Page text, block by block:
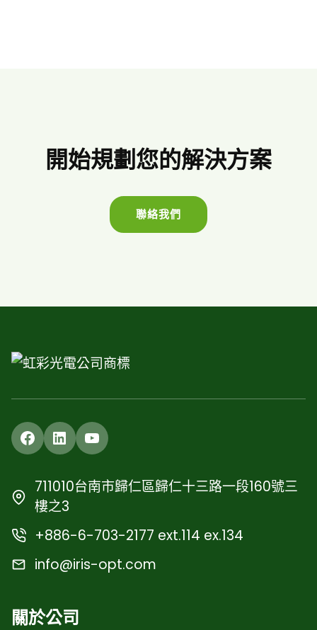
開始規劃您的解決方案
聯絡我們
Facebook
LinkedInYouTube
711010台南市歸仁區歸仁十三路一段160號三
樓之3
+886-6-703-2177 ext.114 ex.134
info@iris-opt.com
關於公司